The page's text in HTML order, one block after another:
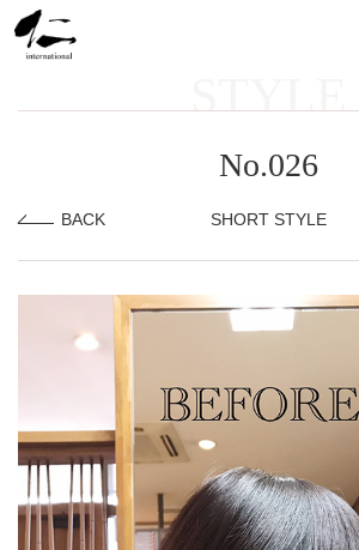
STYLE
No.026
BACK SHORT STYLE